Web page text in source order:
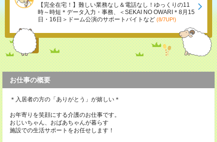
【完全在宅！】難しい業務なし＆電話なし！ゆっくりの11
時～時短＊データ入力・事務、＜SEKAI NO OWARI＊8月15
日・16日＞ドーム公演のサポートバイトなど (8/7UP!)
お仕事の概要
＊入居者の方の「ありがとう」が嬉しい＊
お年寄りを笑顔にする介護のお仕事です。
おじいちゃん、おばあちゃんが暮らす
施設での生活サポートをお任せします！